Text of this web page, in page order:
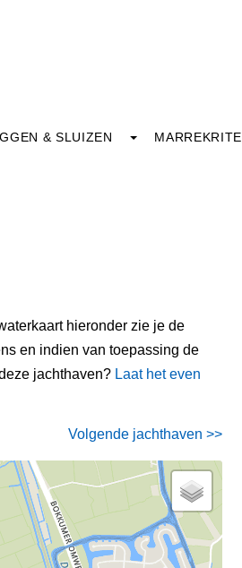
& SLUIZEN MARREKRITE
hieronder zie je de
en indien van toepassing de
jachthaven? Laat het even
Volgende jachthaven >>